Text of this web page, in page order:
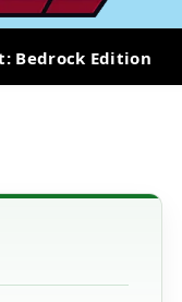
Bedrock Edition